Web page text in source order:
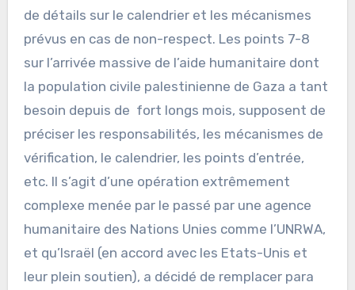
de détails sur le calendrier et les mécanismes
prévus en cas de non-respect. Les points 7-8
sur l’arrivée massive de l’aide humanitaire dont
la population civile palestinienne de Gaza a tant
besoin depuis de fort longs mois, supposent de
préciser les responsabilités, les mécanismes de
vérification, le calendrier, les points d’entrée,
etc. Il s’agit d’une opération extrêmement
complexe menée par le passé par une agence
humanitaire des Nations Unies comme l’UNRWA,
et qu’Israël (en accord avec les Etats-Unis et
leur plein soutien), a décidé de remplacer para